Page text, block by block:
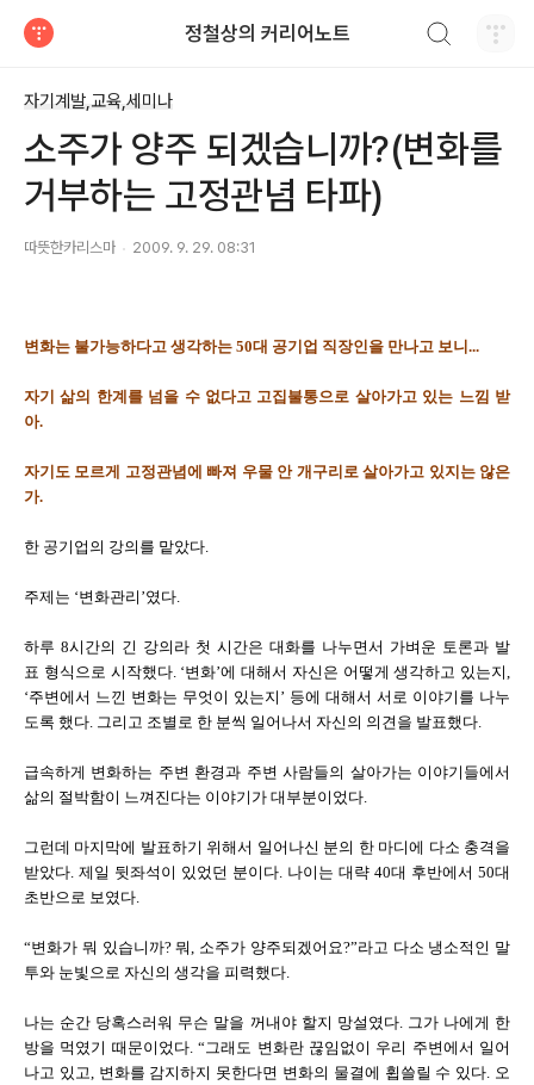
정철상의 커리어노트
자기계발,교육,세미나
소주가 양주 되겠습니까?(변화를
거부하는 고정관념 타파)
따뜻한카리스마 2009. 9. 29. 08:31
변화는 불가능하다고 생각하는 50대 공기업 직장인을 만나고 보니...
자기 삶의 한계를 넘을 수 없다고 고집불통으로 살아가고 있는 느낌 받
아.
자기도 모르게 고정관념에 빠져 우물 안 개구리로 살아가고 있지는 않은
가.
한 공기업의 강의를 맡았다.
주제는 ‘변화관리’였다.
하루 8시간의 긴 강의라 첫 시간은 대화를 나누면서 가벼운 토론과 발
표 형식으로 시작했다. ‘변화’에 대해서 자신은 어떻게 생각하고 있는지,
‘주변에서 느낀 변화는 무엇이 있는지’ 등에 대해서 서로 이야기를 나누
도록 했다. 그리고 조별로 한 분씩 일어나서 자신의 의견을 발표했다.
급속하게 변화하는 주변 환경과 주변 사람들의 살아가는 이야기들에서
삶의 절박함이 느껴진다는 이야기가 대부분이었다.
그런데 마지막에 발표하기 위해서 일어나신 분의 한 마디에 다소 충격을
받았다. 제일 뒷좌석이 있었던 분이다. 나이는 대략 40대 후반에서 50대
초반으로 보였다.
“변화가 뭐 있습니까? 뭐, 소주가 양주되겠어요?”라고 다소 냉소적인 말
투와 눈빛으로 자신의 생각을 피력했다.
나는 순간 당혹스러워 무슨 말을 꺼내야 할지 망설였다. 그가 나에게 한
방을 먹였기 때문이었다. “그래도 변화란 끊임없이 우리 주변에서 일어
나고 있고, 변화를 감지하지 못한다면 변화의 물결에 휩쓸릴 수 있다. 오